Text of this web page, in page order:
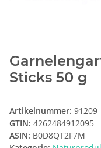
Sticks 50 g
Artikelnummer: 91209
GTIN: 4262484912095
ASIN: B0D8QT2F7M